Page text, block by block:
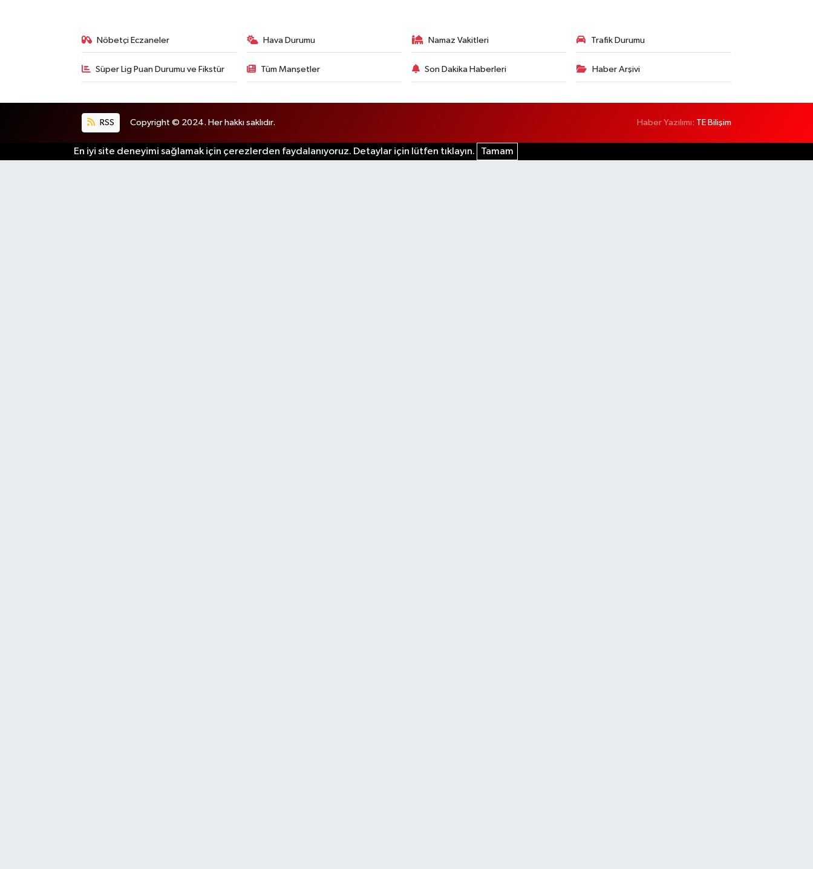
Nöbetçi Eczaneler Hava Durumu Namaz Vakitleri Trafik Durumu
Süper Lig Puan Durumu ve Fikstür Tüm Manşetler Son Dakika Haberleri Haber Arşivi
RSS Copyright © 2024. Her hakkı saklıdır. Haber Yazılımı: TE Bilişim
En iyi site deneyimi sağlamak için çerezlerden faydalanıyoruz. Detaylar için lütfen tıklayın. Tamam